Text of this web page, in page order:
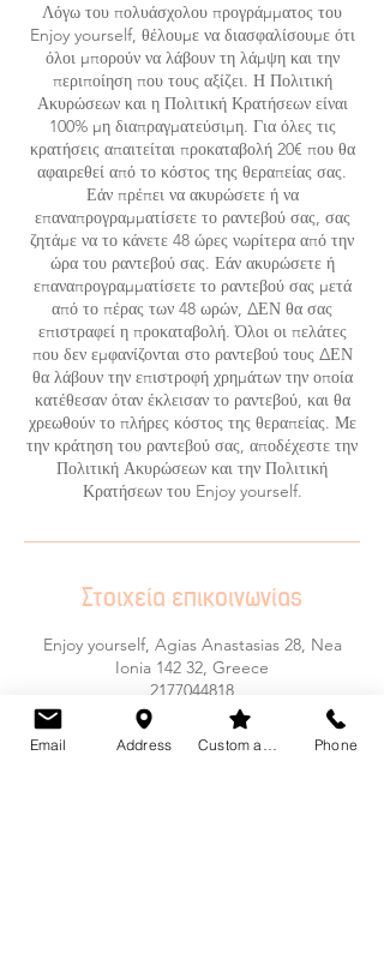
Λόγω του πολυάσχολου προγράμματος του
Enjoy yourself, θέλουμε να διασφαλίσουμε ότι
όλοι μπορούν να λάβουν τη λάμψη και την
περιποίηση που τους αξίζει. Η Πολιτική
Ακυρώσεων και η Πολιτική Κρατήσεων είναι
100% μη διαπραγματεύσιμη. Για όλες τις
κρατήσεις απαιτείται προκαταβολή 20€ που θα
αφαιρεθεί από το κόστος της θεραπείας σας.
Εάν πρέπει να ακυρώσετε ή να
επαναπρογραμματίσετε το ραντεβού σας, σας
ζητάμε να το κάνετε 48 ώρες νωρίτερα από την
ώρα του ραντεβού σας. Εάν ακυρώσετε ή
επαναπρογραμματίσετε το ραντεβού σας μετά
από το πέρας των 48 ωρών, ΔΕΝ θα σας
επιστραφεί η προκαταβολή. Όλοι οι πελάτες
που δεν εμφανίζονται στο ραντεβού τους ΔΕΝ
θα λάβουν την επιστροφή χρημάτων την οποία
κατέθεσαν όταν έκλεισαν το ραντεβού, και θα
χρεωθούν το πλήρες κόστος της θεραπείας. Με
την κράτηση του ραντεβού σας, αποδέχεστε την
Πολιτική Ακυρώσεων και την Πολιτική
Κρατήσεων του Enjoy yourself.
Στοιχεία επικοινωνίας
Enjoy yourself, Agias Anastasias 28, Nea
Ionia 142 32, Greece
2177044818
enjoyyourself.studio@gmail.com
Email Address Phone